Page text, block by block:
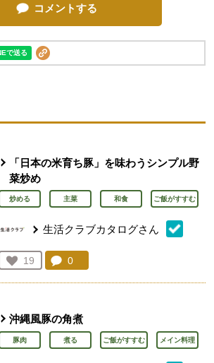
コメントする
「日本の米育ち豚」を味わうシンプル野
菜炒め
炒める 主菜 和食 ご飯がすすむ
生活クラブカタログさん
お気に入り登録：
19
人が登録
コメント：
0
沖縄風豚の角煮
豚肉 煮る ご飯がすすむ メイン料理